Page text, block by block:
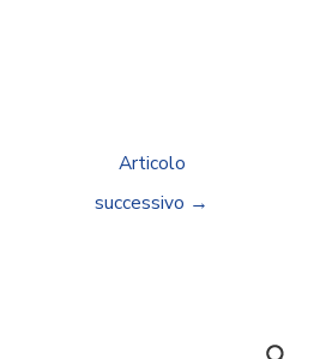
Articolo
successivo →